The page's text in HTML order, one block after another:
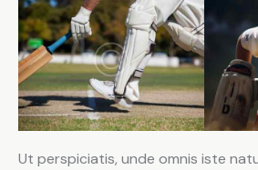
Ut perspiciatis, unde omnis iste